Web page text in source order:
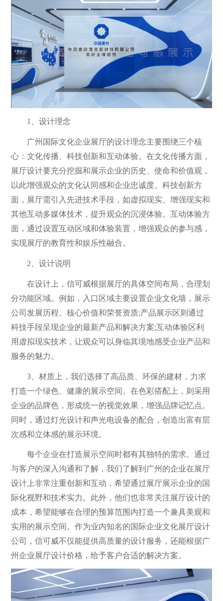
1、设计理念
广州国际文化企业展厅的设计理念主要围绕三个核
心：文化传播、科技创新和互动体验。在文化传播方面，
展厅设计要充分挖掘和展示企业的历史、使命和价值观，
以此增强观众的文化认同感和企业忠诚度。科技创新方
面，展厅需引入先进技术手段，如虚拟现实、增强现实和
其他互动多媒体技术，提升观众的沉浸体验。互动体验方
面，通过设置互动区域和体验装置，增强观众的参与感，
实现展厅的教育性和娱乐性融合。
2、设计说明
在设计上，信可威根据展厅的具体空间布局，合理划
分功能区域。例如，入口区域主要设置企业文化墙，展示
公司发展历程、核心价值和荣誉资质;产品展示区则通过
科技手段呈现企业的最新产品和解决方案;互动体验区利
用虚拟现实技术，让观众可以身临其境地感受企业产品和
服务的魅力。
3、材质上，我们选择了高品质、环保的建材，力求
打造一个绿色、健康的展示空间。在色彩搭配上，则采用
企业的品牌色，形成统一的视觉效果，增强品牌记忆点。
同时，通过灯光设计和声光电设备的配合，创造出富有层
次感和立体感的展示环境。
每个企业在打造展示空间时都有其独特的需求。通过
与客户的深入沟通和了解，我们了解到广州的企业在展厅
设计上非常注重创新和互动，希望通过展厅展示企业的国
际化视野和技术实力。此外，他们也非常关注展厅设计的
成本，希望能够在合理的预算范围内打造一个兼具美观和
实用的展示空间。作为业内知名的国际企业文化展厅设计
公司，信可威不仅能提供高质量的设计服务，还能根据广
州企业展厅设计价格，给予客户合适的解决方案。